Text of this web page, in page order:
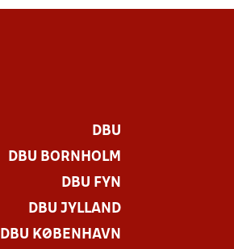
DBU
DBU BORNHOLM
DBU FYN
DBU JYLLAND
DBU KØBENHAVN